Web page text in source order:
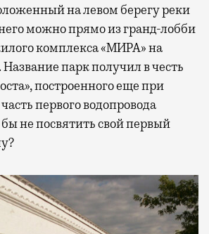
на левом берегу реки
можно прямо из гранд-лобби
комплекса «МИРА» на
парк получил в честь
построенного еще при
первого водопровода
не посвятить свой первый